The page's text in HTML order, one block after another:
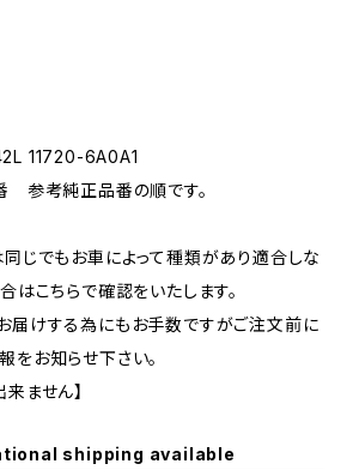
11720-6A0A1
参考純正品番の順です。
じでもお車によって種類があり適合しな
はこちらで確認をいたします。
届けする為にもお手数ですがご注文前に
お知らせ下さい。
ません】
shipping available